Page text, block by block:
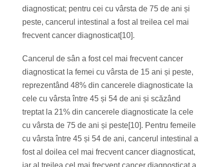
diagnosticat; pentru cei cu vârsta de 75 de ani și
peste, cancerul intestinal a fost al treilea cel mai
frecvent cancer diagnosticat[10].
Cancerul de sân a fost cel mai frecvent cancer
diagnosticat la femei cu vârsta de 15 ani și peste,
reprezentând 48% din cancerele diagnosticate la
cele cu vârsta între 45 și 54 de ani și scăzând
treptat la 21% din cancerele diagnosticate la cele
cu vârsta de 75 de ani și peste[10]. Pentru femeile
cu vârsta între 45 și 54 de ani, cancerul intestinal a
fost al doilea cel mai frecvent cancer diagnosticat,
iar al treilea cel mai frecvent cancer diagnosticat a